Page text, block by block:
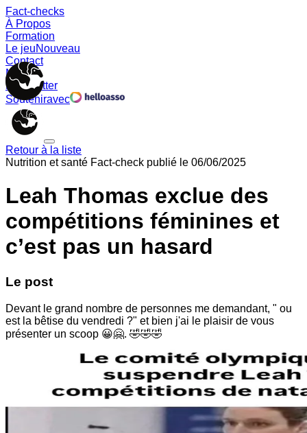
Fact-checks
À Propos
Formation
Le jeuNouveau
Contact
Memes
Newsletter
Souteniravec
Retour à la liste
Nutrition et santé Fact-check publié le 06/06/2025
Leah Thomas exclue des
compétitions féminines et
c’est pas un hasard
Le post
Devant le grand nombre de personnes me demandant, " ou
est la bêtise du vendredi ?" et bien j'ai le plaisir de vous
présenter un scoop 😀🤗. 🤣🤣🤣